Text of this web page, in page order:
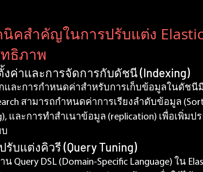
นิคสำคัญในการปรับแต่ง
ธิภาพ
งค่าและการจัดการกับดัชนี (Indexing)
และการกำหนดค่าสำหรับการเก็บข้อมูลในดัช
สามารถกำหนดค่าการเรียงลำดับข้อมูล
และการทำสำเนาข้อมูล (replication) เพื่อเพิ่ม
รับแต่งคิวรี (Query Tuning)
น Query DSL (Domain-Specific Language) ใน